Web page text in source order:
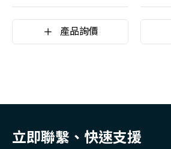
產品詢價
立即聯繫、快速支援